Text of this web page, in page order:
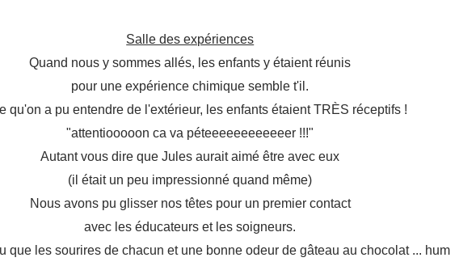
Salle des expériences
Quand nous y sommes allés, les enfants y étaient réunis
pour une expérience chimique semble t'il.
qu'on a pu entendre de l'extérieur, les enfants étaient TRÈS réceptifs !
"attentiooooon ca va péteeeeeeeeeeeer !!!"
Autant vous dire que Jules aurait aimé être avec eux
(il était un peu impressionné quand même)
Nous avons pu glisser nos têtes pour un premier contact
avec les éducateurs et les soigneurs.
que les sourires de chacun et une bonne odeur de gâteau au chocolat ... hum